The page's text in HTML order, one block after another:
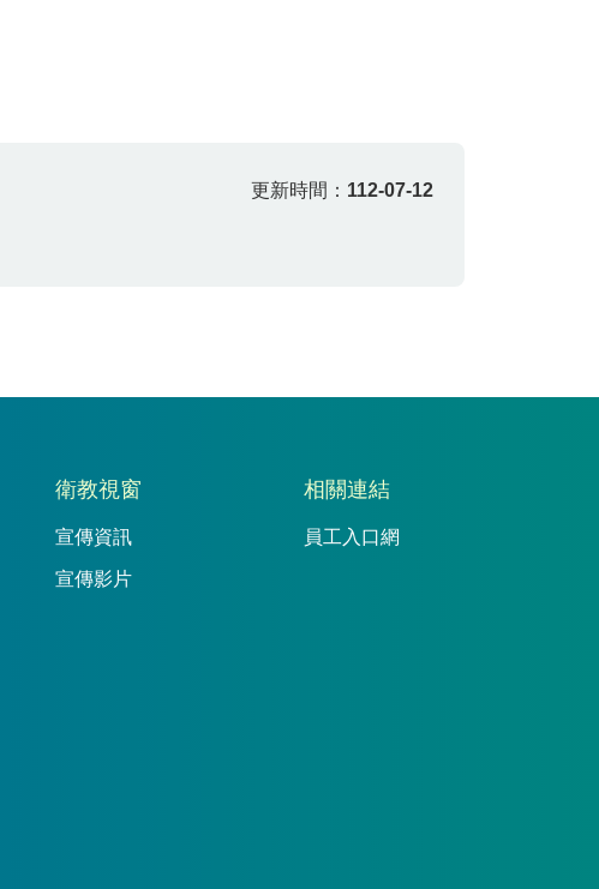
更新時間： 112-07-12
衛教視窗
宣傳資訊
宣傳影片
相關連結
員工入口網